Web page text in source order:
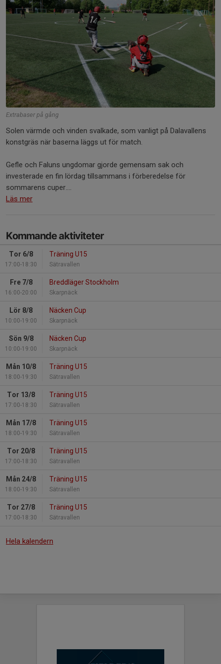
Extrabaser på gång
Solen värmde och vinden svalkade, som vanligt på Dalavallens
konstgräs när baserna läggs ut för match.
Gefle och Faluns ungdomar gjorde gemensam sak och
investerade en fin lördag tillsammans i förberedelse för
sommarens cuper....
Läs mer
Kommande aktiviteter
Tor 6/8
17:00-18:30
Träning U15
Sätravallen
Fre 7/8
16:00-20:00
Breddläger Stockholm
Skarpnäck
Lör 8/8
10:00-19:00
Näcken Cup
Skarpnäck
Sön 9/8
10:00-19:00
Näcken Cup
Skarpnäck
Mån 10/8
18:00-19:30
Träning U15
Sätravallen
Tor 13/8
17:00-18:30
Träning U15
Sätravallen
Mån 17/8
18:00-19:30
Träning U15
Sätravallen
Tor 20/8
17:00-18:30
Träning U15
Sätravallen
Mån 24/8
18:00-19:30
Träning U15
Sätravallen
Tor 27/8
17:00-18:30
Träning U15
Sätravallen
Hela kalendern